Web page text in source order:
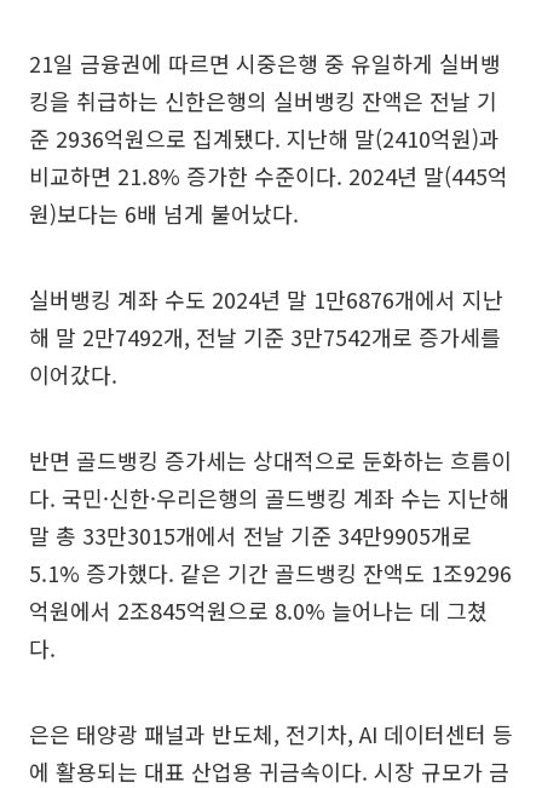
21일 금융권에 따르면 시중은행 중 유일하게 실버뱅
킹을 취급하는 신한은행의 실버뱅킹 잔액은 전날 기
준 2936억원으로 집계됐다. 지난해 말(2410억원)과
비교하면 21.8% 증가한 수준이다. 2024년 말(445억
원)보다는 6배 넘게 불어났다.
실버뱅킹 계좌 수도 2024년 말 1만6876개에서 지난
해 말 2만7492개, 전날 기준 3만7542개로 증가세를
이어갔다.
반면 골드뱅킹 증가세는 상대적으로 둔화하는 흐름이
다. 국민·신한·우리은행의 골드뱅킹 계좌 수는 지난해
말 총 33만3015개에서 전날 기준 34만9905개로
5.1% 증가했다. 같은 기간 골드뱅킹 잔액도 1조9296
억원에서 2조845억원으로 8.0% 늘어나는 데 그쳤
다.
은은 태양광 패널과 반도체, 전기차, AI 데이터센터 등
에 활용되는 대표 산업용 귀금속이다. 시장 규모가 금